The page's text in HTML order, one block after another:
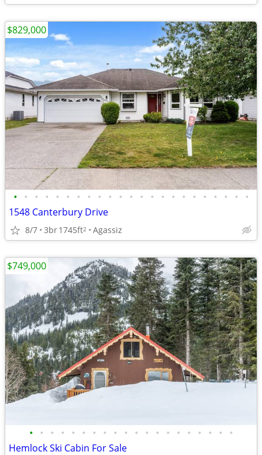
• • • • • • • • • • • • • • • • • • • • • • •
1548 Canterbury Drive
8/7 3br1745ft2 Agassiz
$829,000
• • • • • • • • • • • • • • • • • • • •
Hemlock Ski Cabin For Sale
$749,000